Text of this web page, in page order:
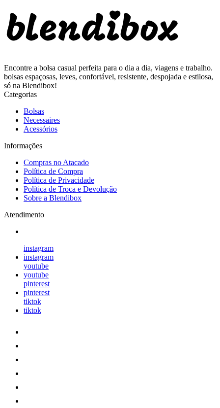
Encontre a bolsa casual perfeita para o dia a dia, viagens e trabalho.
bolsas espaçosas, leves, confortável, resistente, despojada e estilosa,
só na Blendibox!
Categorias
Bolsas
Necessaires
Acessórios
Informações
Compras no Atacado
Política de Compra
Política de Privacidade
Política de Troca e Devolução
Sobre a Blendibox
Atendimento
instagram
instagram
youtube
youtube
pinterest
pinterest
tiktok
tiktok